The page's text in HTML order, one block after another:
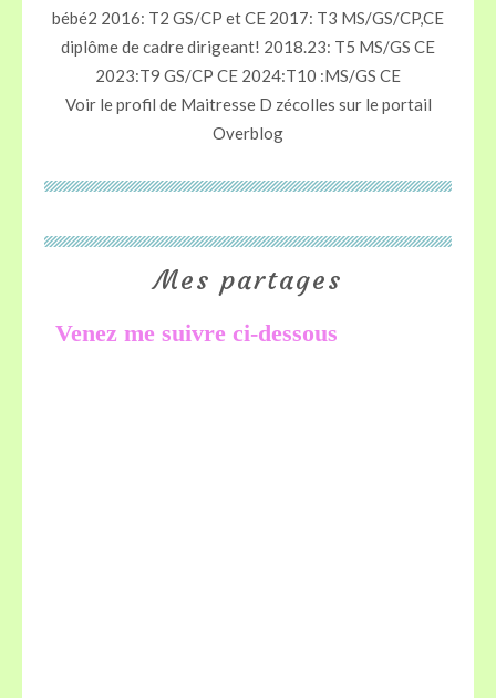
bébé2 2016: T2 GS/CP et CE 2017: T3 MS/GS/CP,CE
diplôme de cadre dirigeant! 2018.23: T5 MS/GS CE
2023:T9 GS/CP CE 2024:T10 :MS/GS CE
Voir le profil de Maitresse D zécolles sur le portail
Overblog
Mes partages
Venez me suivre ci-dessous